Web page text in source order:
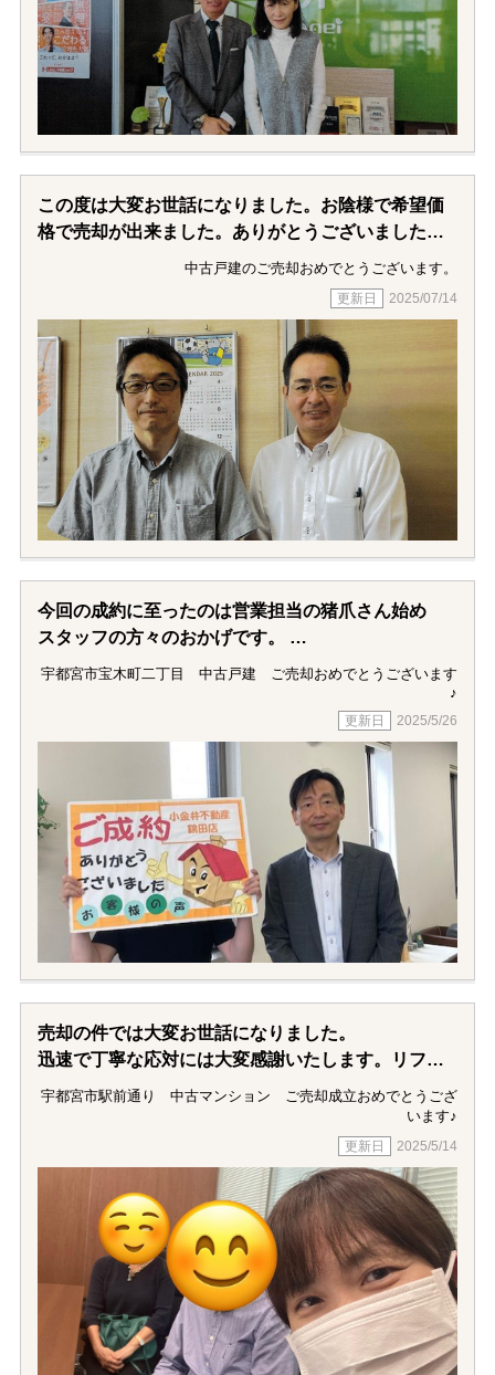
この度は大変お世話になりました。お陰様で希望価
格で売却が出来ました。ありがとうございました。
様々な相談を菅野さんにはさせていただきました
が、快くごたいおういただいたこと、感謝しかあり
これまで不動産屋さんと何度かトラブルになったこ
とがありましたが、菅野さん、小金井不動産さんと
は、まったくそのようなことはなく、安心してお任
せすることができました。今となってはもう少し高
くても売却できたかも、、、という心残りは若干ご
ざいますが、全くトラブルなく、安心して仲介いた
だいたというお金に変えられない満足感がありま
す。ありがとうございました。菅野さんはもとよ
引っ越してしまいましたが、今後不動産屋さんにお
世話になる機会がありましたら、群馬の支店さんに
相談させてもらおうと思っています。今後も宜しく
中古戸建のご売却おめでとうございます。
2025/07/14
今回の成約に至ったのは営業担当の猪爪さん始め
スタッフの方々のおかげです。
今まで大変お疲れ様でした。
途中、成約が決まりかけた直前でダメになったり
と、
何度も心が折れそうになったかわかりませんが、
担当の猪爪さんの心強いサポートで救われ、
今日の成約までに至ったのだと思っております。
今までお付き合い頂き、本当にありがとうございま
した。
宇都宮市宝木町二丁目 中古戸建 ご売却おめでとうございます
♪
2025/5/26
売却の件では大変お世話になりました。
迅速で丁寧な応対には大変感謝いたします。リフォ
ームも、予定通りに出来ていて、
お値段も相応の金額でしたので、ご紹介いただき大
外国に住んでいる私ですが小金井不動産と担当の二
階堂さんには大変良く対応いただき
大変感謝しております。
本当にありがとうございました。
宇都宮市駅前通り 中古マンション ご売却成立おめでとうござ
います♪
2025/5/14